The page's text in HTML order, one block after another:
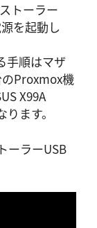
トーラー
を起動し
手順はマザ
Proxmox機
X99A
ます。
ーラーUSB